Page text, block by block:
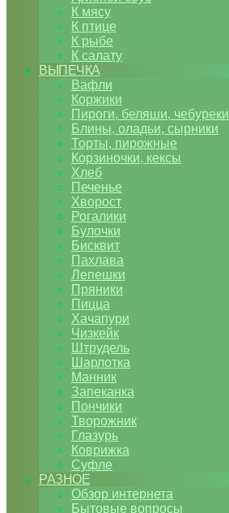
К мясу
К птице
К рыбе
К салату
ВЫПЕЧКА
Вафли
Коржики
Пироги, беляши, чебуреки
Блины, оладьи, сырники
Торты, пирожные
Корзиночки, кексы
Хлеб
Печенье
Хворост
Рогалики
Булочки
Бисквит
Пахлава
Лепешки
Пряники
Пицца
Хачапури
Чизкейк
Штрудель
Шарлотка
Манник
Запеканка
Пончики
Творожник
Глазурь
Коврижка
Суфле
РАЗНОЕ
Обзор интернета
Бытовые вопросы